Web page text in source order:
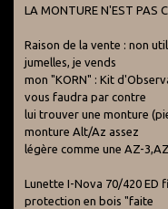
LA MONTURE N'EST PAS
Raison de la vente : non
jumelles, je vends
mon "KORN" : Kit
vous faudra par contre
lui trouver une monture
monture Alt/Az assez
légère comme une AZ-
Lunette I-Nova 70/420 ED
protection en bois "faite